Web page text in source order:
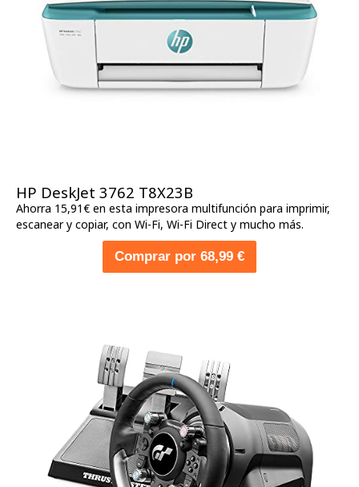
HP DeskJet 3762 T8X23B
Ahorra 15,91€ en esta impresora multifunción para imprimir,
escanear y copiar, con Wi-Fi, Wi-Fi Direct y mucho más.
Comprar por 68,99 €